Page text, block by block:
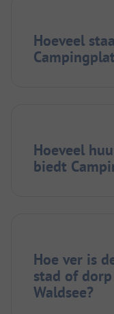
Hoeveel
Hoeveel
biedt
Hoe ver is
stad of
Waldsee?